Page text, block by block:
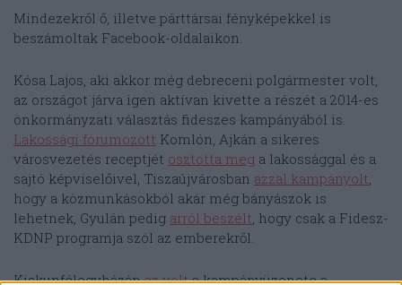
Mindezekről ő, illetve párttársai fényképekkel is
beszámoltak Facebook-oldalaikon.
Kósa Lajos, aki akkor még debreceni polgármester volt,
az országot járva igen aktívan kivette a részét a 2014-es
önkormányzati választás fideszes kampányából is.
Lakossági fórumozott Komlón, Ajkán a sikeres
városvezetés receptjét osztotta meg a lakossággal és a
sajtó képviselőivel, Tiszaújvárosban azzal kampányolt
hogy a közmunkásokból akár még bányászok is
lehetnek, Gyulán pedig arról beszélt , hogy csak a Fidesz-
KDNP programja szól az emberekről.
Kiskunfélegyházánaz volta kampányüzenete a